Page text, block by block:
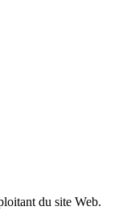
du site Web.